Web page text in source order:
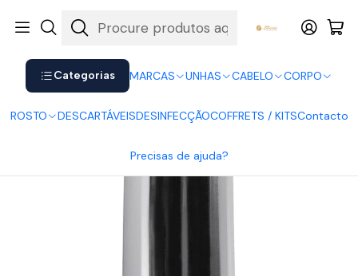
Categorias MARCAS UNHAS CABELO CORPO
ROSTO DESCARTÁVEISDESINFECÇÃOCOFFRETS / KITSContacto
Precisas de ajuda?
Shop now. Pay later with Klarna.
Andreia Vernizes HybridGel 16